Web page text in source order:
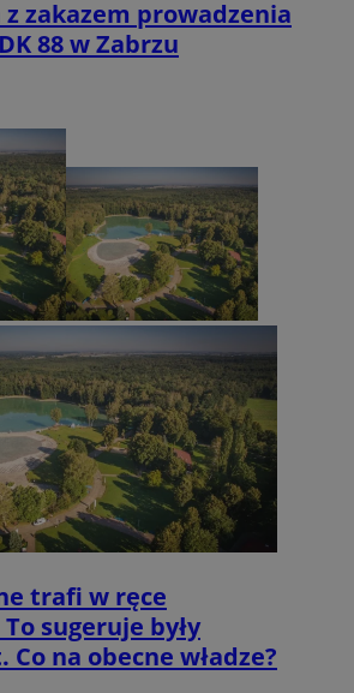
zakazem prowadzenia
88 w Zabrzu
trafi w ręce
sugeruje były
na obecne władze?